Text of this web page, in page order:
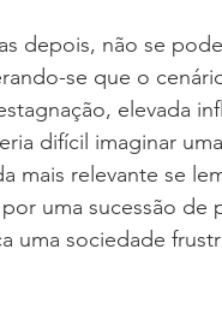
depois, não se
se que o
elevada
difícil imaginar
mais relevante se
uma sucessão
uma sociedade